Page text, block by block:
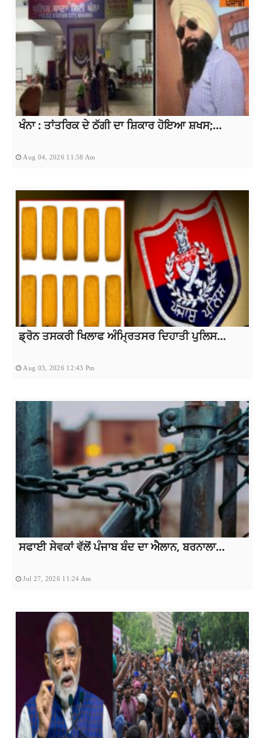
ਖੰਨਾ : ਤਾਂਤਰਿਕ ਦੇ ਠੱਗੀ ਦਾ ਸ਼ਿਕਾਰ ਹੋਇਆ ਸ਼ਖਸ;...
Aug 04, 2026 11:58 Am
ਡ੍ਰੋਨ ਤਸਕਰੀ ਖਿਲਾਫ ਅੰਮ੍ਰਿਤਸਰ ਦਿਹਾਤੀ ਪੁਲਿਸ...
Aug 03, 2026 12:43 Pm
ਸਫਾਈ ਸੇਵਕਾਂ ਵੱਲੋਂ ਪੰਜਾਬ ਬੰਦ ਦਾ ਐਲਾਨ, ਬਰਨਾਲਾ...
Jul 27, 2026 11:24 Am